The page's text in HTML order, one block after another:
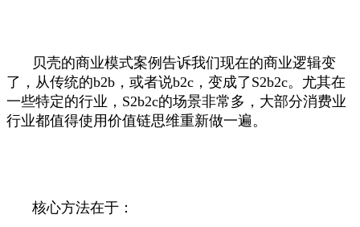
贝壳的商业模式案例告诉我们现在的商业逻辑变
了，从传统的b2b，或者说b2c，变成了S2b2c。尤其在
一些特定的行业，S2b2c的场景非常多，大部分消费业
行业都值得使用价值链思维重新做一遍。
核心方法在于：